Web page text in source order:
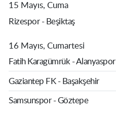
15 Mayıs, Cuma
Rizespor - Beşiktaş
16 Mayıs, Cumartesi
Fatih Karagümrük - Alanyaspor
Gaziantep FK - Başakşehir
Samsunspor - Göztepe